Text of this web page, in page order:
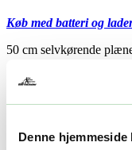
Denne
Køb med batteri og
50 cm selvkørende
EGO LM2020E-SP:
selvkørende,
Denne model